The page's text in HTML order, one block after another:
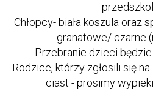
Chłopcy- biała koszula oraz
granatowe/ czarne
Przebranie dzieci
Rodzice, którzy zgłosili się
ciast - prosimy